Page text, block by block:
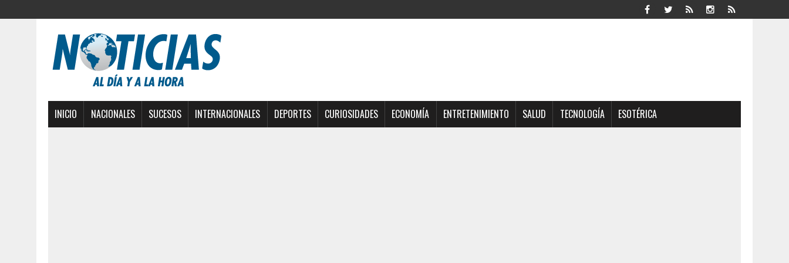
INICIO NACIONALES SUCESOS INTERNACIONALES DEPORTES CURIOSIDADES ECONOMÍA ENTRETENIMIENTO SALUD TECNOLOGÍA ESOTÉRICA